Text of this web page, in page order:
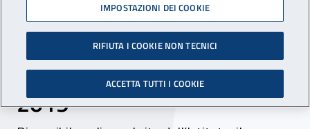
Esposizione a silice
cristallina: pubblicato il
Rapporto scientifico 2000-
2019
IMPOSTAZIONI DEI COOKIE
RIFIUTA I COOKIE NON TECNICI
ACCETTA TUTTI I COOKIE